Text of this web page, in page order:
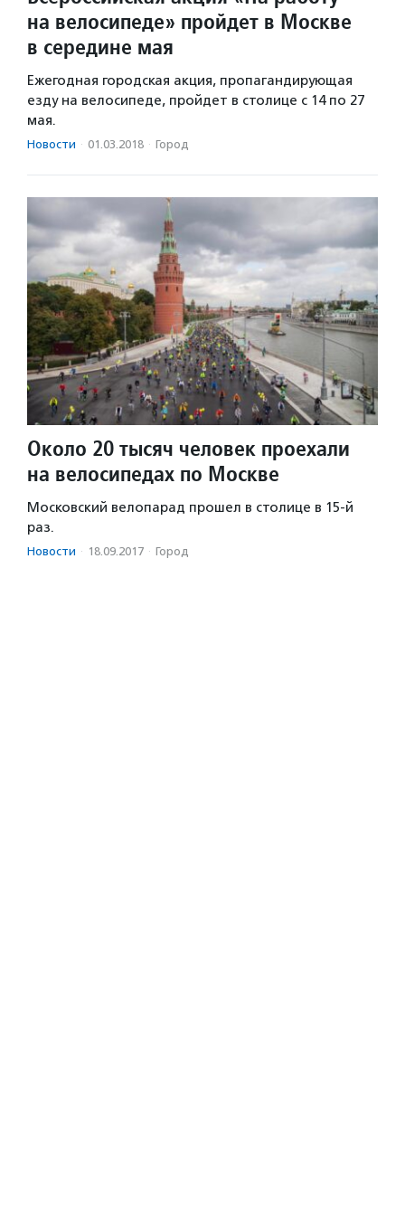
на велосипеде» пройдет в Москве
в середине мая
Ежегодная городская акция, пропагандирующая
езду на велосипеде, пройдет в столице с 14 по 27
мая.
Новости · 01.03.2018 · Город
Около 20 тысяч человек проехали
на велосипедах по Москве
Московский велопарад прошел в столице в 15-й
раз.
Новости · 18.09.2017 · Город